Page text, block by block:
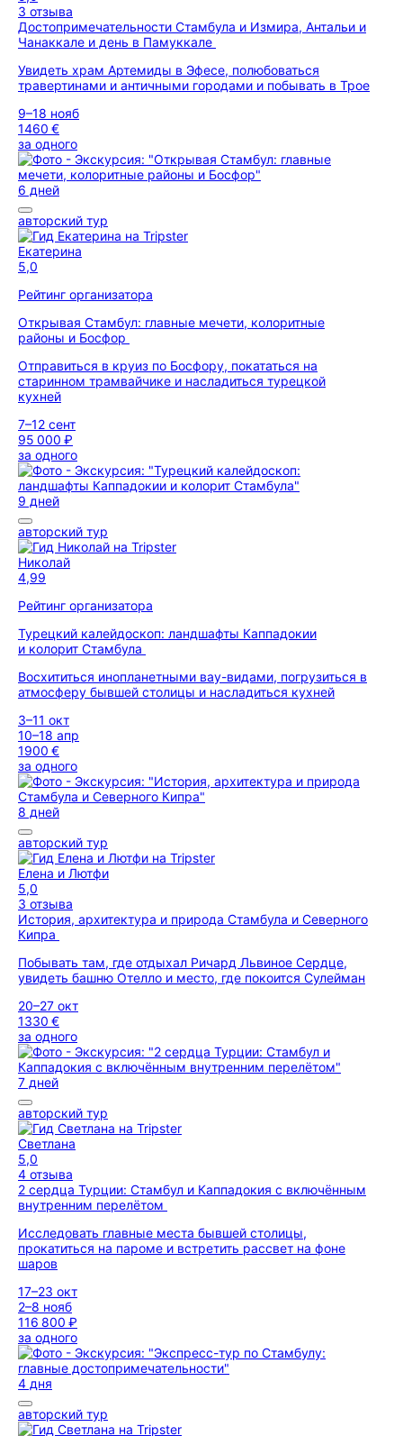
3 отзыва
Достопримечательности Стамбула и Измира, Антальи и
Чанаккале и день в Памуккале
Увидеть храм Артемиды в Эфесе, полюбоваться
травертинами и античными городами и побывать в Трое
9–18 нояб
1460 €
за одного
6 дней
авторский тур
Екатерина
5,0
Рейтинг организатора
Открывая Стамбул: главные мечети, колоритные
районы и Босфор
Отправиться в круиз по Босфору, покататься на
старинном трамвайчике и насладиться турецкой
кухней
7–12 сент
95 000 ₽
за одного
9 дней
авторский тур
Николай
4,99
Рейтинг организатора
Турецкий калейдоскоп: ландшафты Каппадокии
и колорит Стамбула
Восхититься инопланетными вау-видами, погрузиться в
атмосферу бывшей столицы и насладиться кухней
3–11 окт
10–18 апр
1900 €
за одного
8 дней
авторский тур
Елена и Лютфи
5,0
3 отзыва
История, архитектура и природа Стамбула и Северного
Кипра
Побывать там, где отдыхал Ричард Львиное Сердце,
увидеть башню Отелло и место, где покоится Сулейман
20–27 окт
1330 €
за одного
7 дней
авторский тур
Светлана
5,0
4 отзыва
2 сердца Турции: Стамбул и Каппадокия с включённым
внутренним перелётом
Исследовать главные места бывшей столицы,
прокатиться на пароме и встретить рассвет на фоне
шаров
17–23 окт
2–8 нояб
116 800 ₽
за одного
4 дня
авторский тур